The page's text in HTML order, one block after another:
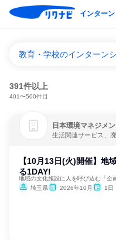
インターン
教育・学校のインターン
391件以上
401〜500件目
日本環境マネジメ
生活関連サービス、
【10月13日(火)開催】地
る1DAY!
地域の文化施設に人を呼び込む「企
埼玉県
2026年10月 1日